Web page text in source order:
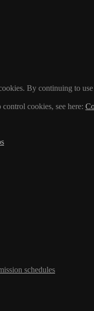
By continuing to
cookies, see here:
schedules